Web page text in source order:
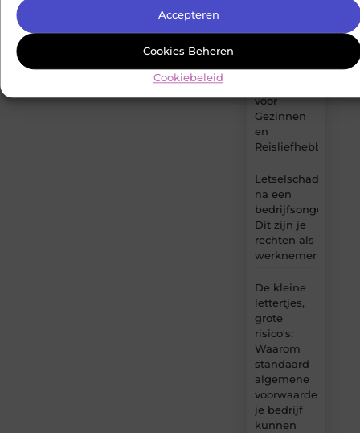
Accepteren
Cookies Beheren
Cookiebeleid
IJmuiden –
voor
Gezinnen
en
Reisliefhebbers
Letselschade
na een
bedrijfsongeval:
Dit zijn je
rechten als
werknemer
De kleine
lettertjes,
grote
risico's:
Waarom
standaard
algemene
voorwaarden
je bedrijf
kunnen